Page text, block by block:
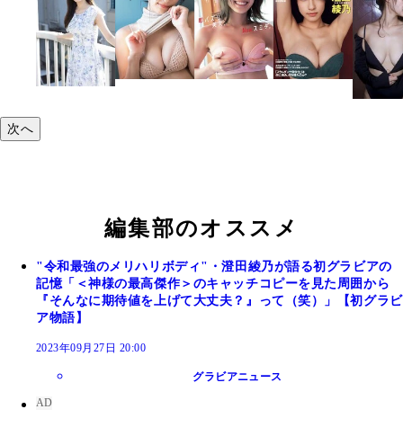
次へ
編集部のオススメ
"令和最強のメリハリボディ"・澄田綾乃が語る初グラビアの
記憶「＜神様の最高傑作＞のキャッチコピーを見た周囲から
『そんなに期待値を上げて大丈夫？』って（笑）」【初グラビ
ア物語】
2023年09月27日 20:00
グラビアニュース